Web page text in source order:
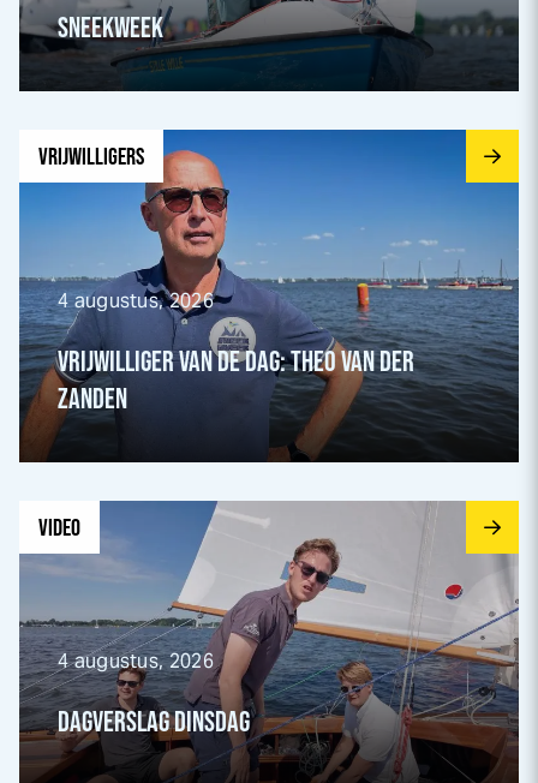
SNEEKWEEK
Ga naar Vrijwilliger van de dag: Theo van der Zanden
VRIJWILLIGERS
VRIJWILLIGER VAN DE DAG: THEO VAN DER
ZANDEN
4 augustus, 2026
Ga naar Dagverslag Dinsdag pagina
VIDEO
DAGVERSLAG DINSDAG
4 augustus, 2026